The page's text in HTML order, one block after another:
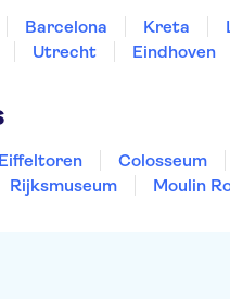
Barcelona Kreta
Utrecht Eindhoven
Eiffeltoren Colosseum
Rijksmuseum Moulin